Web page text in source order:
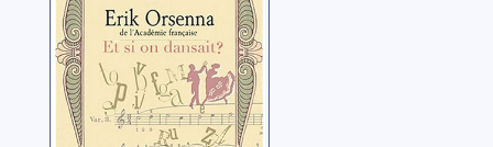
Orsenna, Erik